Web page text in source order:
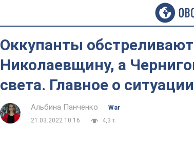
Оккупанты
Николаевщину, а
света. Главное о
Альбина Панченко
War
21.03.2022 10:16
4,3 т.